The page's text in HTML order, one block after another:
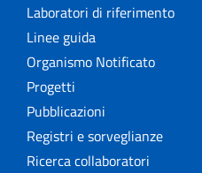
Laboratori di riferimento
Linee guida
Organismo Notificato
Progetti
Pubblicazioni
Registri e sorveglianze
Ricerca collaboratori